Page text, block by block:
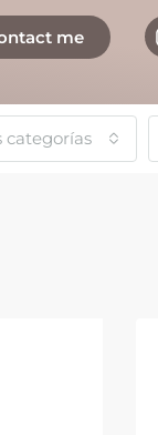
me
categorías